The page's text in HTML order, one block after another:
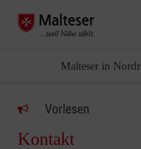
Malteser in
Vorlesen
Kontakt